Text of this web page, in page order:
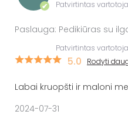
✔ Patvirtintas
Paslauga: Pedikiūras su
Patvirtintas
5.0 Rodyti
Labai kruopšti ir maloni
2024-07-31